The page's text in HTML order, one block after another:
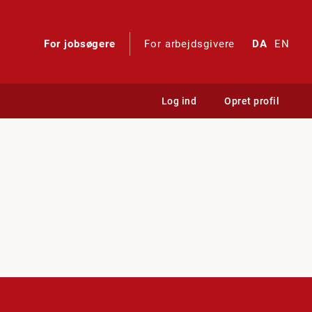
For jobsøgere For arbejdsgivere DA EN
Log ind Opret profil